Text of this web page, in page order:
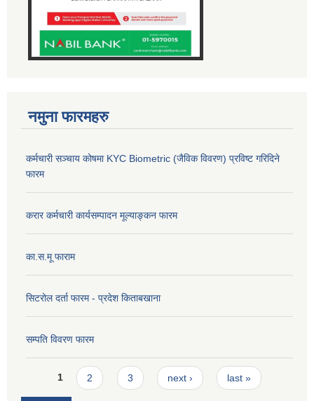
नमुना फारमहरु
कर्मचारी सञ्चाय कोषमा KYC Biometric (जैविक विवरण) प्रविष्ट गरिदिने
फारम
करार कर्मचारी कार्यसम्पादन मूल्याङ्कन फारम
का.स.मू फाराम
सिटरोल दर्ता फारम - प्रदेश किताबखाना
सम्पति विवरण फारम
Pages
1 2 3 next › last »